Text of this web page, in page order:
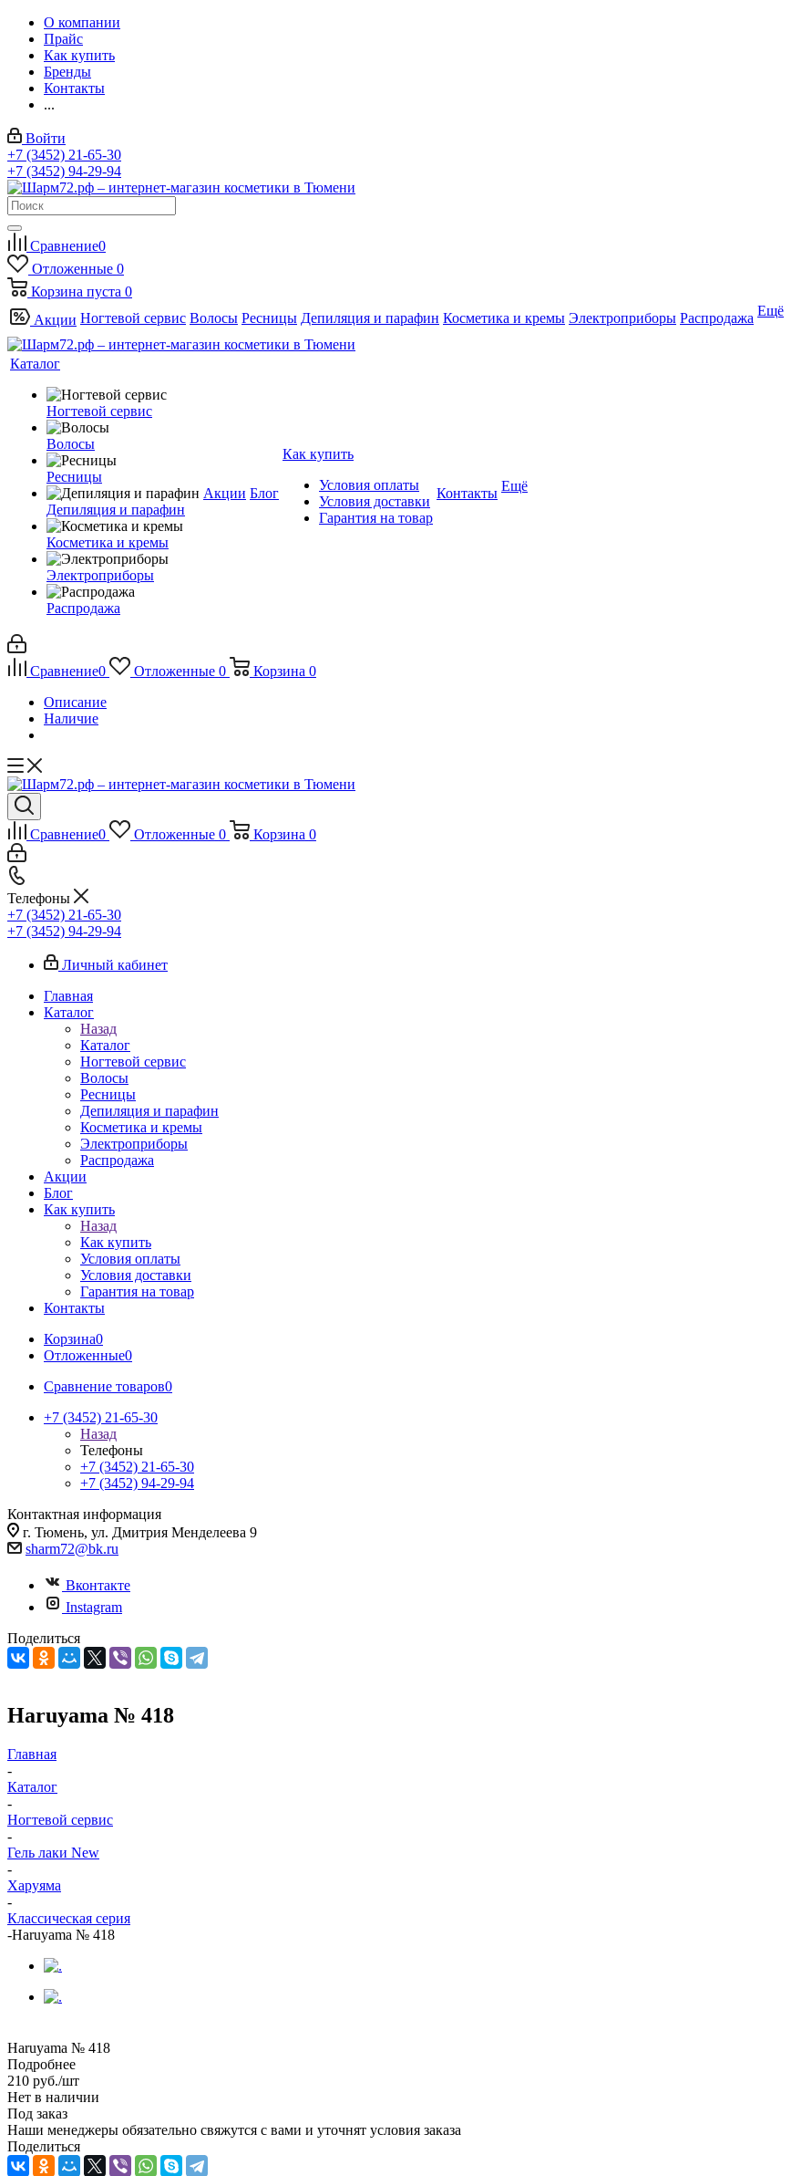
О компании
Прайс
Как купить
Бренды
Контакты
...
Войти
+7 (3452) 21-65-30
+7 (3452) 94-29-94
Сравнение0
Отложенные 0
Корзина пуста 0
Акции Ногтевой сервис Волосы Ресницы Депиляция и парафин Косметика и кремы Электроприборы Распродажа Ещё
Каталог
Ногтевой сервис
Волосы
Ресницы
Депиляция и парафин
Косметика и кремы
Электроприборы
Распродажа
Акции Блог
Как купить
Условия оплаты
Условия доставки
Гарантия на товар
Контакты Ещё
Сравнение0 Отложенные 0 Корзина 0
Описание
Наличие
Сравнение0 Отложенные 0 Корзина 0
Телефоны
+7 (3452) 21-65-30
+7 (3452) 94-29-94
Личный кабинет
Главная
Каталог
Назад
Каталог
Ногтевой сервис
Волосы
Ресницы
Депиляция и парафин
Косметика и кремы
Электроприборы
Распродажа
Акции
Блог
Как купить
Назад
Как купить
Условия оплаты
Условия доставки
Гарантия на товар
Контакты
Корзина0
Отложенные0
Сравнение товаров0
+7 (3452) 21-65-30
Назад
Телефоны
+7 (3452) 21-65-30
+7 (3452) 94-29-94
Контактная информация
г. Тюмень, ул. Дмитрия Менделеева 9
sharm72@bk.ru
Вконтакте
Instagram
Поделиться
Haruyama № 418
Главная
-
Каталог
-
Ногтевой сервис
-
Гель лаки New
-
Харуяма
-
Классическая серия
-Haruyama № 418
Haruyama № 418
Подробнее
210 руб./шт
Нет в наличии
Под заказ
Наши менеджеры обязательно свяжутся с вами и уточнят условия заказа
Поделиться